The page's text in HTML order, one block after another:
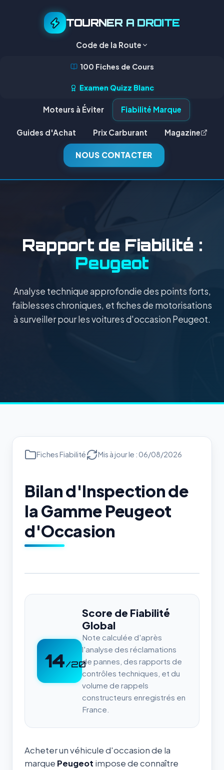
TOURNER A DROITE
Code de la Route
100 Fiches de Cours
Examen Quizz Blanc
Moteurs à Éviter Fiabilité Marque
Guides d'Achat Prix Carburant Magazine
NOUS CONTACTER
Rapport de Fiabilité :
Peugeot
Analyse technique approfondie des points forts,
faiblesses chroniques, et fiches de motorisations
à surveiller pour les voitures d'occasion Peugeot.
Fiches Fiabilité Mis à jour le : 06/08/2026
Bilan d'Inspection de
la Gamme Peugeot
d'Occasion
14/20
Score de Fiabilité
Global
Note calculée d'après
l'analyse des réclamations
de pannes, des rapports de
contrôles techniques, et du
volume de rappels
constructeurs enregistrés en
France.
Acheter un véhicule d'occasion de la
marque Peugeot impose de connaître